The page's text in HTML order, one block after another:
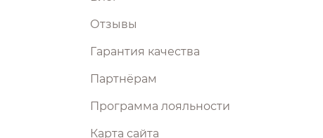
Отзывы
Гарантия качества
Партнёрам
Программа лояльности
Карта сайта